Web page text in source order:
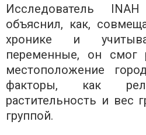
Исследователь
объяснил, как,
хронике и
переменные, он смог
местоположение
факторы, как
растительность и вес
группой.